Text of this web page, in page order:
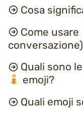
Cosa
Come usare
conversazione)
Quali sono
emoji?
Quali emoji